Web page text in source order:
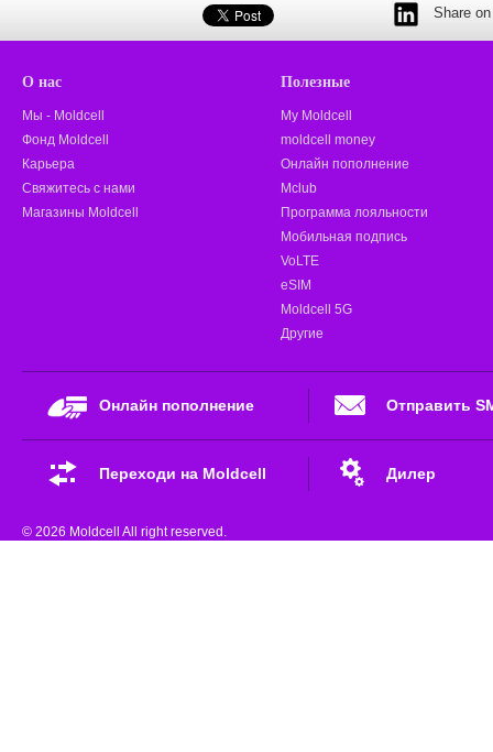
Share
О нас
Мы - Moldcell
Фонд Moldcell
Карьера
Свяжитесь с нами
Магазины Moldcell
Полезные
My Moldcell
moldcell money
Онлайн пополнение
Mclub
Программа лояльности
Мобильная подпись
VoLTE
eSIM
Moldcell 5G
Другие
Онлайн пополнение Отправить
Переходи на Moldcell Дилер
© 2026 Moldcell All right reserved.